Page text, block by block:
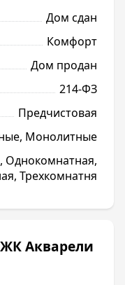
Дом сдан
Комфорт
Дом продан
214-ФЗ
Предчистовая
Монолитные
Однокомнатная,
Трехкомнатня
Акварели